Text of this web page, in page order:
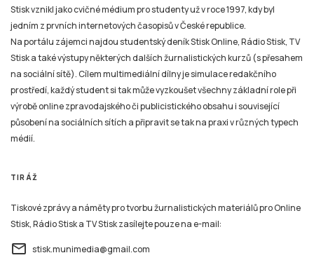
Stisk vznikl jako cvičné médium pro studenty už v roce 1997, kdy byl
jedním z prvních internetových časopisů v České republice.
Na portálu zájemci najdou studentský deník Stisk Online, Rádio Stisk, TV
Stisk a také výstupy některých dalších žurnalistických kurzů (s přesahem
na sociální sítě). Cílem multimediální dílny je simulace redakčního
prostředí, každý student si tak může vyzkoušet všechny základní role při
výrobě online zpravodajského či publicistického obsahu i související
působení na sociálních sítích a připravit se tak na praxi v různých typech
médií.
TIRÁŽ
Tiskové zprávy a náměty pro tvorbu žurnalistických materiálů pro Online
Stisk, Rádio Stisk a TV Stisk zasílejte pouze na e-mail:
email stisk.munimedia@gmail.com